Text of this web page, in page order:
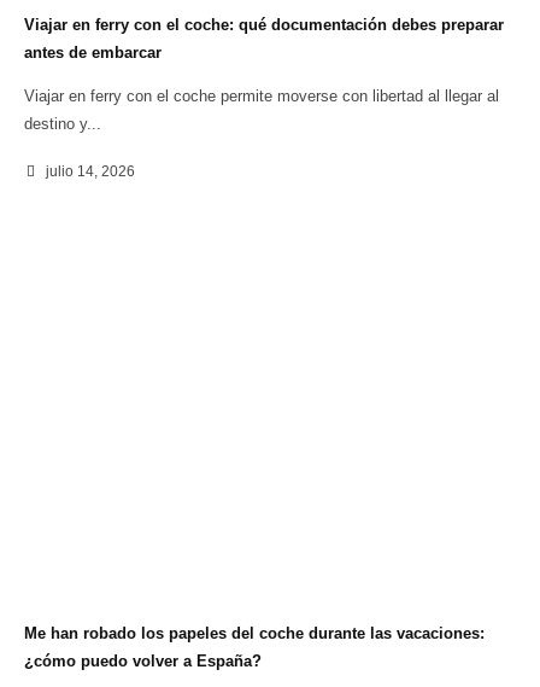
Viajar en ferry con el coche: qué documentación debes preparar
antes de embarcar
Viajar en ferry con el coche permite moverse con libertad al llegar al
destino y...
julio 14, 2026
Me han robado los papeles del coche durante las vacaciones:
¿cómo puedo volver a España?